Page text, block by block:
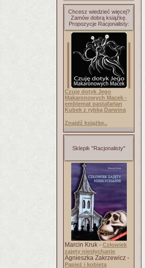
Chcesz wiedzieć więcej?
Zamów dobrą książkę.
Propozycje Racjonalisty:
Czuję dotyk Jego
Makaronowych Macek -
emblemat pastafarian
Kubek z rybką Darwina
Znajdź książkę..
Sklepik "Racjonalisty"
Marcin Kruk - Człowiek
zajęty niesłychanie
Agnieszka Zakrzewicz -
Papież i kobieta